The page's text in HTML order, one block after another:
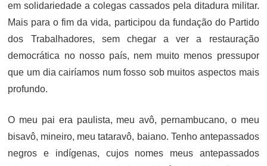
em solidariedade a colegas cassados pela ditadura militar.
Mais para o fim da vida, participou da fundação do Partido
dos Trabalhadores, sem chegar a ver a restauração
democrática no nosso país, nem muito menos pressupor
que um dia cairíamos num fosso sob muitos aspectos mais
profundo.
O meu pai era paulista, meu avô, pernambucano, o meu
bisavô, mineiro, meu tataravô, baiano. Tenho antepassados
negros e indígenas, cujos nomes meus antepassados